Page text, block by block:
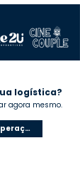
logística?
agora mesmo.
Quero simplificar minha operação